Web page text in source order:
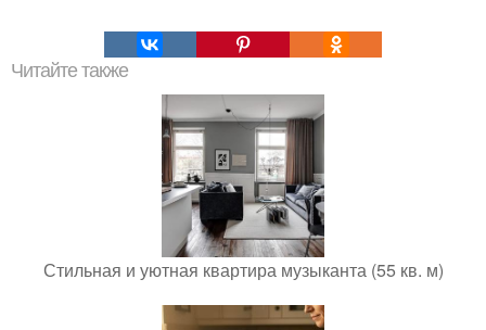
Читайте также
Стильная и уютная квартира музыканта (55 кв. м)